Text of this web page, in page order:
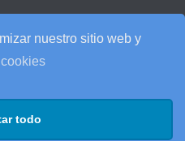
nuestro sitio web y
todo
para recordar